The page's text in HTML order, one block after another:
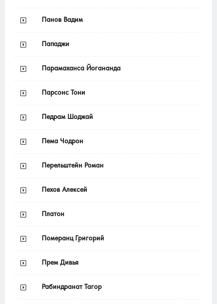
Панов Вадим
Пападжи
Парамаханса Йогананда
Парсонс Тони
Педрам Шоджай
Пема Чодрон
Перельштейн Роман
Пехов Алексей
Платон
Померанц Григорий
Прем Дивья
Рабиндранат Тагор